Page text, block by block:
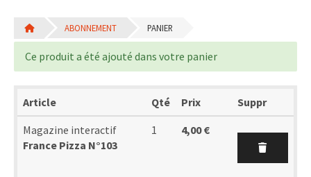
ABONNEMENT PANIER
Ce produit a été ajouté dans votre panier
Article Qté Prix
Suppr
Magazine interactif
France Pizza N°103
1 4,00 €